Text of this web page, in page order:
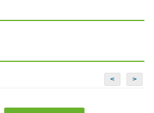
< >